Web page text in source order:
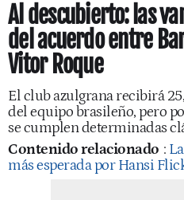
Al descubierto: las
del acuerdo entre
Vitor Roque
El club azulgrana recibirá
del equipo brasileño, pero
se cumplen determinadas
Contenido relacionado :
más esperada por Hansi